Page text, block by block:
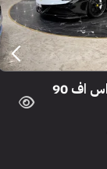
2023 فيراري اس اف 90